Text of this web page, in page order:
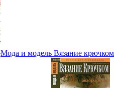
Мода и модель Вязание крючком